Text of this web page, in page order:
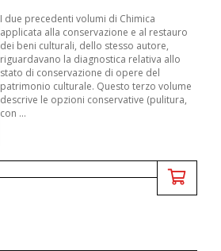
I due precedenti volumi di Chimica
applicata alla conservazione e al restauro
dei beni culturali, dello stesso autore,
riguardavano la diagnostica relativa allo
stato di conservazione di opere del
patrimonio culturale. Questo terzo volume
descrive le opzioni conservative (pulitura,
con ...